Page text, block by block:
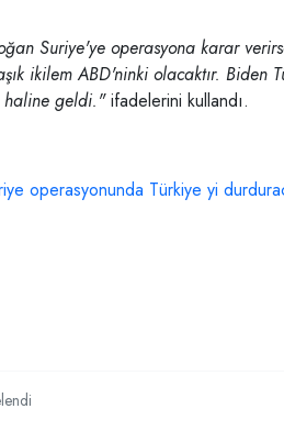
Suriye'ye operasyona karar
ikilem ABD'ninki olacaktır. Biden
haline geldi."ifadelerini kullandı.